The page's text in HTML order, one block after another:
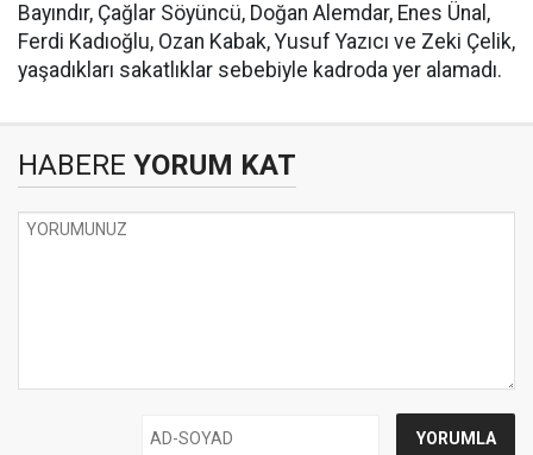
Bayındır, Çağlar Söyüncü, Doğan Alemdar, Enes Ünal,
Ferdi Kadıoğlu, Ozan Kabak, Yusuf Yazıcı ve Zeki Çelik,
yaşadıkları sakatlıklar sebebiyle kadroda yer alamadı.
HABERE YORUM KAT